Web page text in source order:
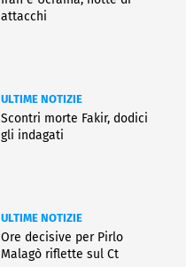
attacchi
ULTIME NOTIZIE
Scontri morte Fakir, dodici
gli indagati
ULTIME NOTIZIE
Ore decisive per Pirlo
Malagò riflette sul Ct